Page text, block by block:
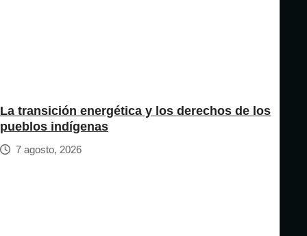
La transición energética y los derechos de los
pueblos indígenas
7 agosto, 2026